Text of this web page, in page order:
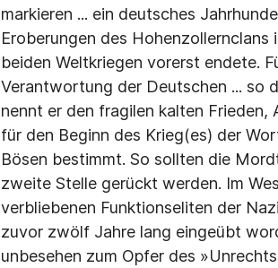
markieren ... ein deutsches
Eroberungen des
beiden Weltkriegen vorerst endete.
Verantwortung der Deutschen ... so
nennt er den fragilen kalten Frieden,
für den Beginn des Krieg(es) der
Bösen bestimmt. So sollten die
zweite Stelle gerückt werden. Im
verbliebenen Funktionseliten der
zuvor zwölf Jahre lang eingeübt
unbesehen zum Opfer des